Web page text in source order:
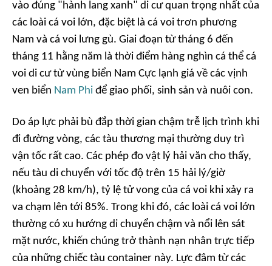
vào đúng "hành lang xanh" di cư quan trọng nhất của
các loài cá voi lớn, đặc biệt là cá voi trơn phương
Nam và cá voi lưng gù. Giai đoạn từ tháng 6 đến
tháng 11 hằng năm là thời điểm hàng nghìn cá thể cá
voi di cư từ vùng biển Nam Cực lạnh giá về các vịnh
ven biển Nam Phi để giao phối, sinh sản và nuôi con.
Do áp lực phải bù đắp thời gian chậm trễ lịch trình khi
đi đường vòng, các tàu thương mại thường duy trì
vận tốc rất cao. Các phép đo vật lý hải văn cho thấy,
nếu tàu di chuyển với tốc độ trên 15 hải lý/giờ
(khoảng 28 km/h), tỷ lệ tử vong của cá voi khi xảy ra
va chạm lên tới 85%. Trong khi đó, các loài cá voi lớn
thường có xu hướng di chuyển chậm và nổi lên sát
mặt nước, khiến chúng trở thành nạn nhân trực tiếp
của những chiếc tàu container này. Lực đâm từ các